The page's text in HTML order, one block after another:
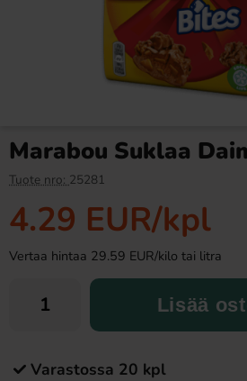
Ronny & Ragge Buttcracker
Osta
Marabou Suklaa
Tuote nro: 25281
4.29 EUR/kpl
Vertaa hintaa 29.59 EUR/kilo tai litra
Lisää
Varastossa 20 kpl